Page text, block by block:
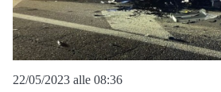
22/05/2023 alle 08:36